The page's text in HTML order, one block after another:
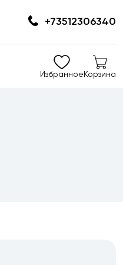
+73512306340
ИзбранноеКорзина